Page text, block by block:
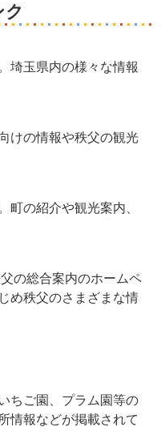
埼玉県内の様々な情報
けの情報や秩父の観光
町の紹介や観光案内、
の総合案内のホームペ
め秩父のさまざまな情
ちご園、プラム園等の
情報などが掲載されて